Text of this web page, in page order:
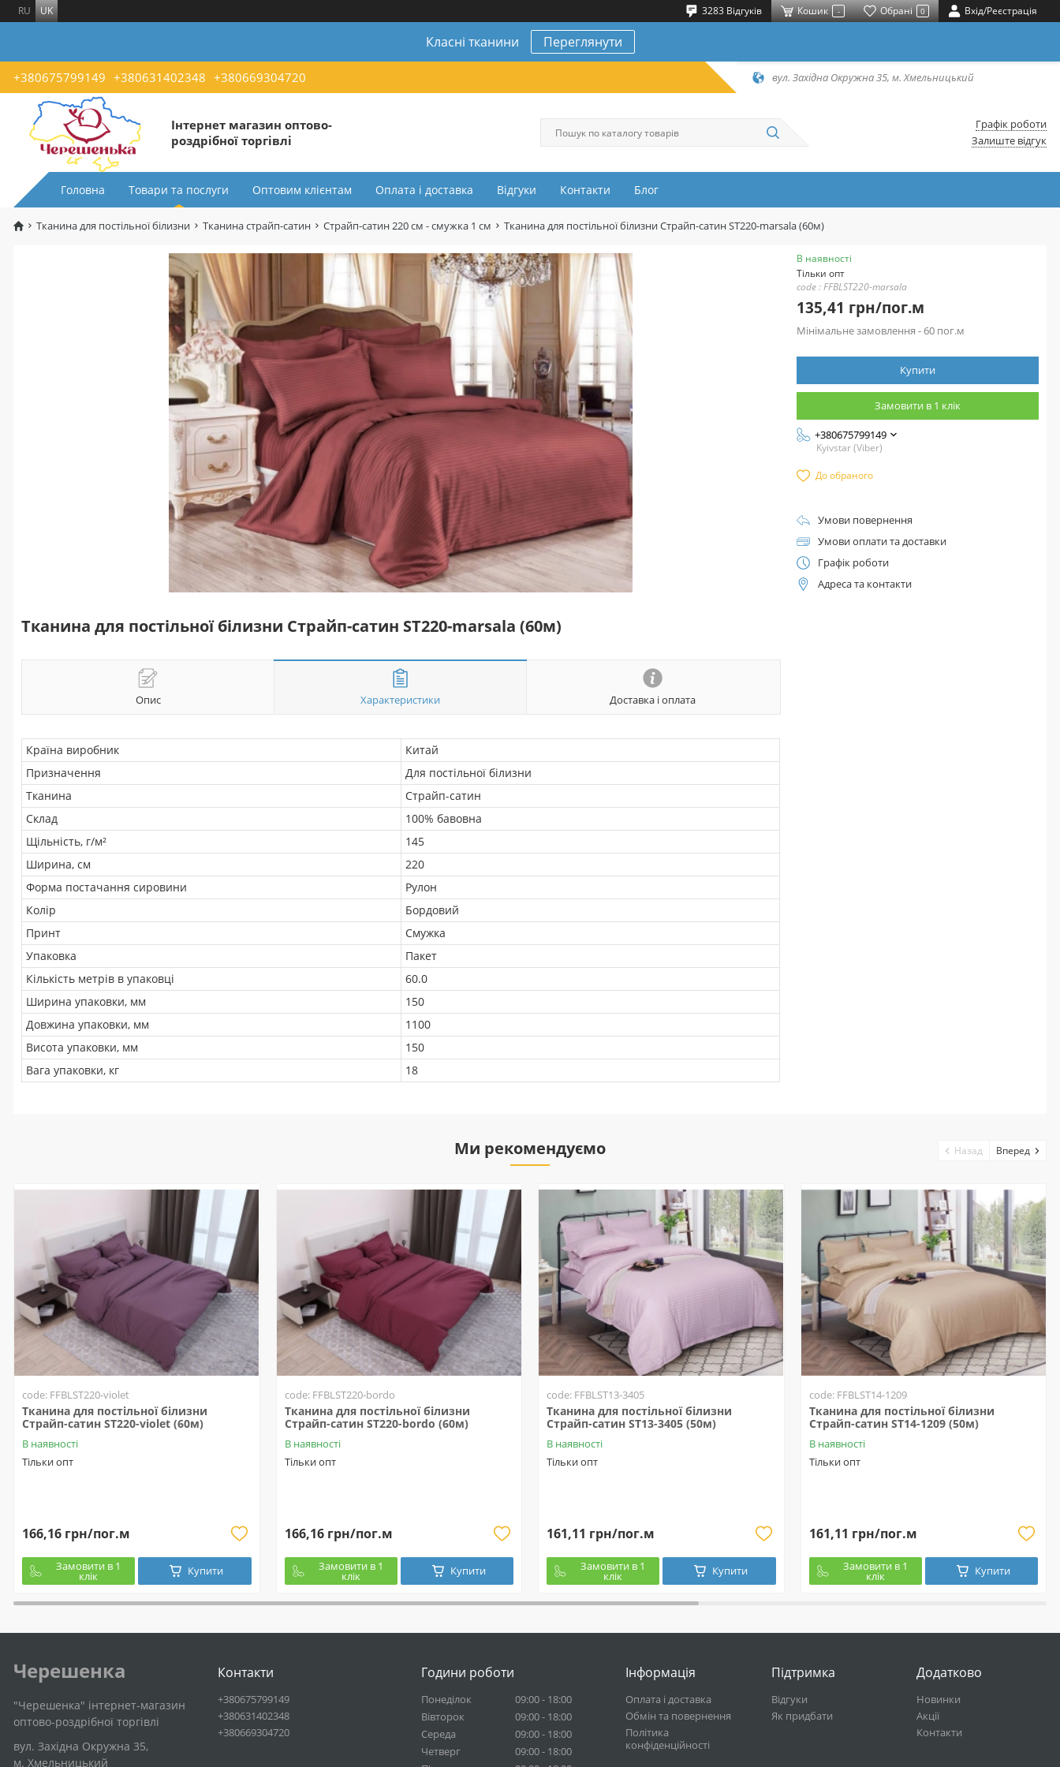
RU UK 3283 Відгуків Кошик - Обрані 0 Вхід/Реєстрація
Класні тканини Переглянути
+380675799149 +380631402348 +380669304720 вул. Західна Окружна 35, м. Хмельницький
Інтернет магазин оптово-
роздрібної торгівлі
Графік роботи
Залиште відгук
Головна Товари та послуги Оптовим клієнтам Оплата і доставка Відгуки Контакти Блог
Тканина для постільної білизни Тканина страйп-сатин Страйп-сатин 220 см - смужка 1 см Тканина для постільної білизни Страйп-сатин ST220-marsala (60м)
Тканина для постільної білизни Страйп-сатин ST220-marsala (60м)
Опис Характеристики Доставка і оплата
Країна виробник
Китай
Призначення
Для постільної білизни
Тканина
Страйп-сатин
Склад
100% бавовна
Щільність, г/м²
145
Ширина, см
220
Форма постачання сировини
Рулон
Колір
Бордовий
Принт
Смужка
Упаковка
Пакет
Кількість метрів в упаковці
60.0
Ширина упаковки, мм
150
Довжина упаковки, мм
1100
Висота упаковки, мм
150
Вага упаковки, кг
18
В наявності
Тільки опт
code : FFBLST220-marsala
135,41 грн/пог.м
Мінімальне замовлення - 60 пог.м
Купити
Замовити в 1 клік
+380675799149
Kyivstar (Viber)
До обраного
Умови повернення
Умови оплати та доставки
Графік роботи
Адреса та контакти
Ми рекомендуємо
code: FFBLST220-violet
Тканина для постільної білизни
Страйп-сатин ST220-violet (60м)
В наявності
Тільки опт
166,16 грн/пог.м
Замовити в 1
клік Купити
code: FFBLST220-bordo
Тканина для постільної білизни
Страйп-сатин ST220-bordo (60м)
В наявності
Тільки опт
166,16 грн/пог.м
Замовити в 1
клік Купити
code: FFBLST13-3405
Тканина для постільної білизни
Страйп-сатин ST13-3405 (50м)
В наявності
Тільки опт
161,11 грн/пог.м
Замовити в 1
клік Купити
code: FFBLST14-1209
Тканина для постільної білизни
Страйп-сатин ST14-1209 (50м)
В наявності
Тільки опт
161,11 грн/пог.м
Замовити в 1
клік Купити
Назад Вперед
Черешенка
"Черешенка" інтернет-магазин
оптово-роздрібної торгівлі
вул. Західна Окружна 35,
м. Хмельницький
Контакти
+380675799149
+380631402348
+380669304720
Години роботи
Понеділок
09:00 - 18:00
Вівторок
09:00 - 18:00
Середа
09:00 - 18:00
Четверг
09:00 - 18:00
Інформація
Оплата і доставка
Обмін та повернення
Політика
конфіденційності
Підтримка
Відгуки
Як придбати
Додатково
Новинки
Акції
Контакти